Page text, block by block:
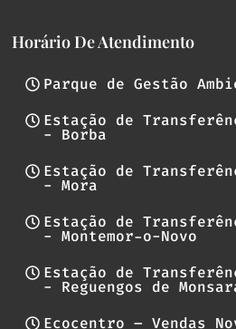
Horário De Atendimento
Parque de Gestão
Estação de
- Borba
Estação de
- Mora
Estação de
- Montemor-o-Novo
Estação de
- Reguengos de
Ecocentro – Vendas